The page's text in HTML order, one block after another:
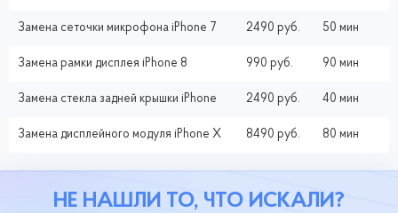
Замена сеточки микрофона iPhone 7 2490 руб. 50 мин
Замена рамки дисплея iPhone 8 990 руб. 90 мин
Замена стекла задней крышки iPhone 2490 руб. 40 мин
Замена дисплейного модуля iPhone X 8490 руб. 80 мин
НЕ НАШЛИ ТО, ЧТО ИСКАЛИ?